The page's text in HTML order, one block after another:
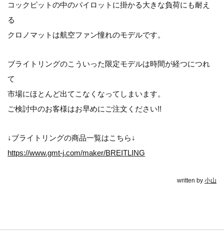
コックピットの中のパイロットに掛かる大きな負荷にも耐え
る
クロノマットは航空ファン憧れのモデルです。
ブライトリングのこういった限定モデルは時間が経つにつれ
て
市場にほとんど出てこなくなってしまいます。
ご検討中のお客様はお早めにご注文ください!!
↓ブライトリングの商品一覧はこちら↓
https://www.gmt-j.com/maker/BREITLING
written by 小山